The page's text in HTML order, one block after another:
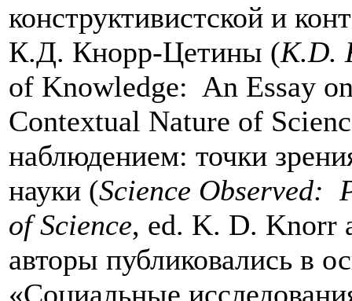
конструктивистской и
К.Д. Кнорр-Цетины (K.D.
of Knowledge: An Essay
Contextual Nature of
наблюдением: точки
науки (Science Observed:
ofScience, ed. K. D. Knorr
авторы публиковались в
«Социальные